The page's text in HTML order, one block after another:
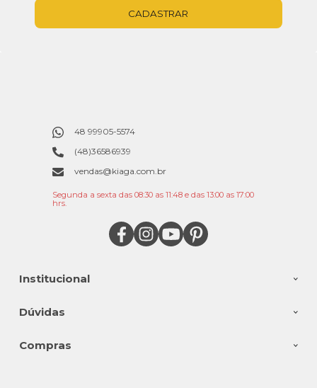
CADASTRAR
Institucional
Dúvidas
Compras
48 99905-5574
(48)36586939
vendas@kiaga.com.br
Segunda a sexta das 08:30 as 11:48 e das 13:00 as 17:00
hrs.